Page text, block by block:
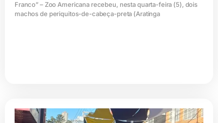
Franco” – Zoo Americana recebeu, nesta quarta-feira (5), dois
machos de periquitos-de-cabeça-preta (Aratinga